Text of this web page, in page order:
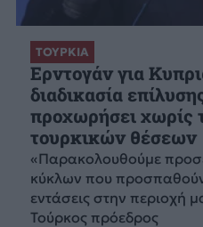
ΤΟΥΡΚΙΑ
Ερντογάν για
διαδικασία
προχωρήσει χωρίς
τουρκικών θέσεων
«Παρακολουθούμε
κύκλων που προσπαθούν
εντάσεις στην περιοχή
Τούρκος πρόεδρος